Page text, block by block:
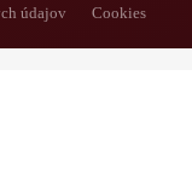
údajov Cookies